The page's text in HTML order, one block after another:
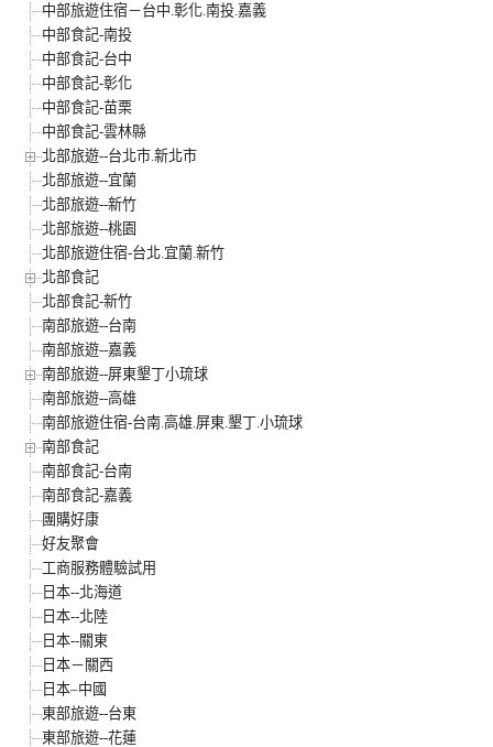
中部旅遊住宿－台中.彰化.南投.嘉義
中部食記-南投
中部食記-台中
中部食記-彰化
中部食記-苗栗
中部食記-雲林縣
北部旅遊--台北市.新北市
北部旅遊--宜蘭
北部旅遊--新竹
北部旅遊--桃園
北部旅遊住宿-台北.宜蘭.新竹
北部食記
北部食記-新竹
南部旅遊--台南
南部旅遊--嘉義
南部旅遊--屏東墾丁小琉球
南部旅遊--高雄
南部旅遊住宿-台南.高雄.屏東.墾丁.小琉球
南部食記
南部食記-台南
南部食記-嘉義
團購好康
好友聚會
工商服務體驗試用
日本--北海道
日本--北陸
日本--關東
日本－關西
日本–中國
東部旅遊--台東
東部旅遊--花蓮